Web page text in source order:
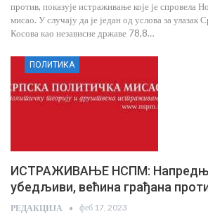
против, показује истраживање које је спровела
мисао. У случају да је један од услова за улазак
Косова као независне државе 78,8…
ПОЛИТИКА
ИСТРАЖИВАЊЕ НСПМ:
убедљиви, већина грађана
РЕДАКЦИЈА феб 17, 2023